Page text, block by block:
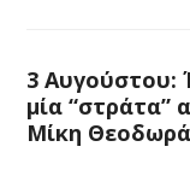
3 Αυγούστου:
μία “στράτα”
Μίκη